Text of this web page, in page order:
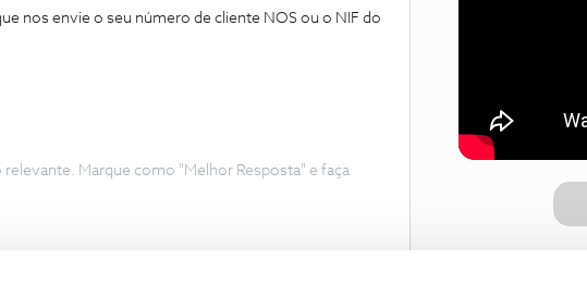
nos envie o seu número de cliente NOS ou o NIF do
Marque como "Melhor Resposta" e faça